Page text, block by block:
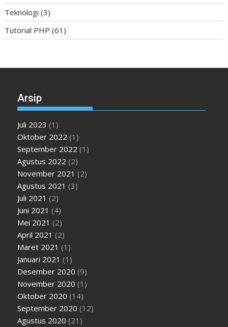
Teknologi (3)
Tutorial PHP (61)
Arsip
Juli 2023 (1)
Oktober 2022 (1)
September 2022 (1)
Agustus 2022 (2)
November 2021 (2)
Agustus 2021 (3)
Juli 2021 (2)
Juni 2021 (4)
Mei 2021 (2)
April 2021 (2)
Maret 2021 (1)
Januari 2021 (1)
Desember 2020 (9)
November 2020 (1)
Oktober 2020 (14)
September 2020 (12)
Agustus 2020 (21)